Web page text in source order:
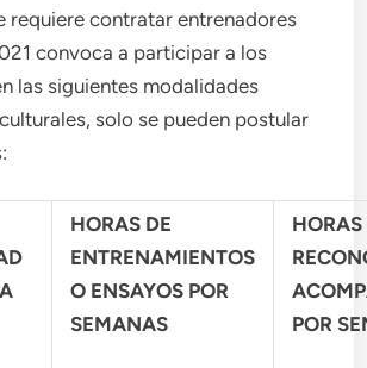
requiere contratar entrenadores
convoca a participar a los
las siguientes modalidades
solo se pueden postular
HORAS DE
ENTRENAMIENTOS
O ENSAYOS POR
SEMANAS
HORAS
POR